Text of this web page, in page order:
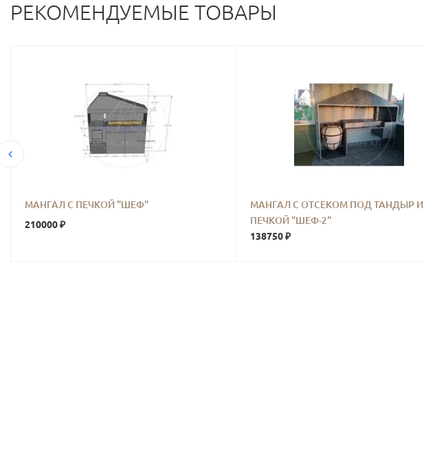
РЕКОМЕНДУЕМЫЕ ТОВАРЫ
МАНГАЛ С ПЕЧКОЙ "ШЕФ"
210000 ₽
МАНГАЛ С ОТСЕКОМ ПОД ТАНДЫР И
ПЕЧКОЙ "ШЕФ-2"
138750 ₽